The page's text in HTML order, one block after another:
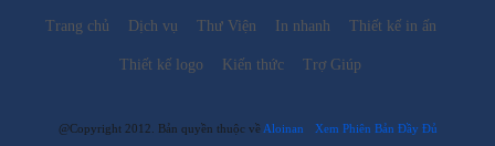
Trang chủ Dịch vụ Thư Viện In nhanh Thiết kế in ấn
Thiết kế logo Kiến thức Trợ Giúp
@Copyright 2012. Bản quyền thuộc về Aloinan Xem Phiên Bản Đầy Đủ